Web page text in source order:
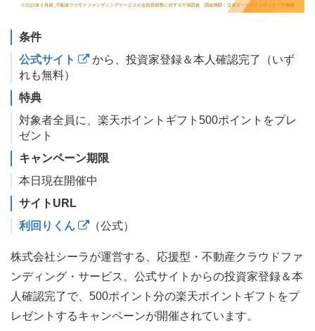
条件
公式サイト
から、投資家登録＆本人確認完了（いず
れも無料）
特典
対象者全員に、楽天ポイントギフト500ポイントをプレ
ゼント
キャンペーン期限
本日現在開催中
サイトURL
利回りくん
（公式）
株式会社シーラが運営する、応援型・不動産クラウドファ
ンディング・サービス。公式サイトからの投資家登録＆本
人確認完了で、500ポイント分の楽天ポイントギフトをプ
レゼントするキャンペーンが開催されています。